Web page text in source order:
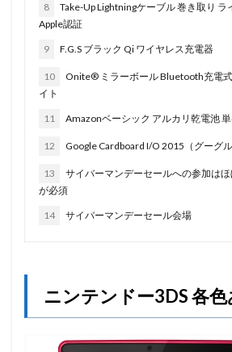
8
Take-Up Lightningケーブル 巻き取り
Apple認証
9 F.G.S ブラック Qi ワイヤレス充電器
10
Onite® ミラーボール Bluetooth充電
イト
11 Amazonベーシック アルカリ乾電池
12 Google Cardboard I/O 2015（グーグ
13
サイバーマンデーセールへの参加はほ
が必須
14 サイバーマンデーセール会場
ニンテンドー3DS 各色